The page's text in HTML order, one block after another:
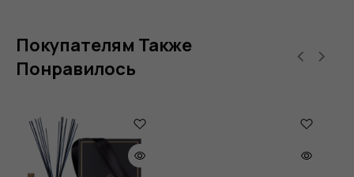
Покупателям Также
Понравилось